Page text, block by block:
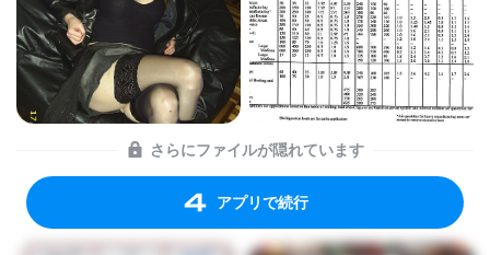
さらにファイルが隠れています
アプリで続行